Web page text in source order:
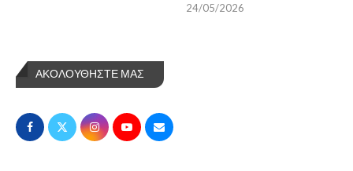
24/05/2026
ΑΚΟΛΟΥΘΗΣΤΕ ΜΑΣ